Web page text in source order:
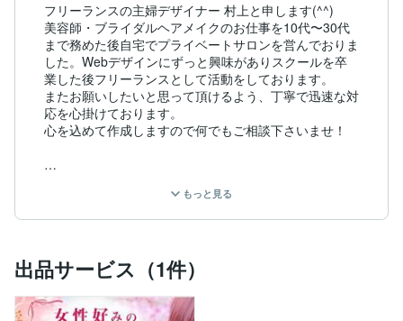
フリーランスの主婦デザイナー 村上と申します(^^)
美容師・ブライダルヘアメイクのお仕事を10代〜30代
まで務めた後自宅でプライベートサロンを営んでおりま
した。Webデザインにずっと興味がありスクールを卒
業した後フリーランスとして活動をしております。
またお願いしたいと思って頂けるよう、丁寧で迅速な対
応を心掛けております。
心を込めて作成しますので何でもご相談下さいませ！
もっと見る
出品サービス（1件）